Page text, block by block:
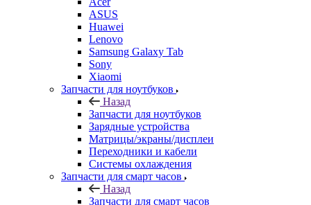
ASUS
Huawei
Lenovo
Samsung Galaxy Tab
Sony
Xiaomi
Запчасти для ноутбуков
Назад
Запчасти для ноутбуков
Зарядные устройства
Матрицы/экраны/дисплеи
Переходники и кабели
Системы охлаждения
Запчасти для смарт часов
Назад
Запчасти для смарт часов